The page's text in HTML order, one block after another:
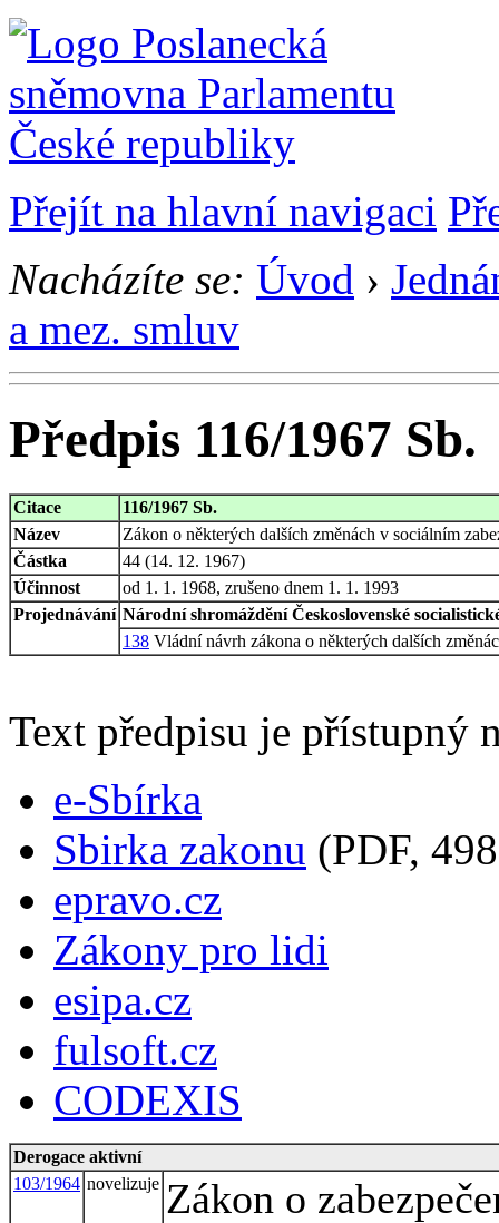
Přejít na hlavní navigaci
Nacházíte se: Úvod ›
a mez. smluv
Předpis 116/1967 Sb.
Citace
116/1967 Sb.
Název
Zákon o některých dalších změnách v sociálním
Částka
44 (14. 12. 1967)
Účinnost
od 1. 1. 1968, zrušeno dnem 1. 1. 1993
Projednávání Národní shromáždění Československé
138 Vládní návrh zákona o některých dalších
Text předpisu je přístupný
e-Sbírka
Sbirka zakonu (PDF,
epravo.cz
Zákony pro lidi
esipa.cz
fulsoft.cz
CODEXIS
Derogace aktivní
103/1964 novelizuje Zákon o